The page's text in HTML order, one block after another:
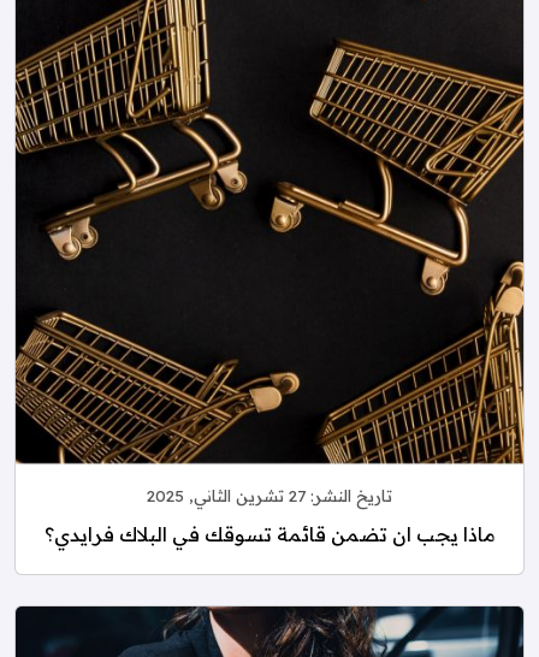
تاريخ النشر: 27 تشرين الثاني, 2025
ماذا يجب ان تضمن قائمة تسوقك في البلاك فرايدي؟